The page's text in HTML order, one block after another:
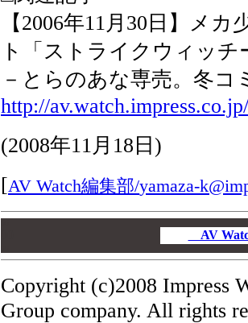
【2006年11月30日】メ
ト「ストライクウィッチ
－とらのあな専売。冬コ
http://
(2008年11月18日)
[AV Watch編集部/yamaza-
AV
Copyright (c)2008 Impress
Group company. All rights